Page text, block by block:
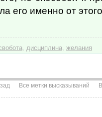
его именно от
дисциплина желания
Все метки высказываний